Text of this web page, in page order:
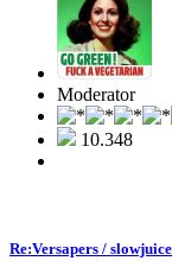
Moderator
10.348
Re:Versapers /